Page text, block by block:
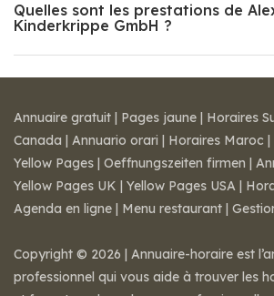
Quelles sont les prestations de
Kinderkrippe GmbH ?
Annuaire gratuit | Pages jaune | Horaires
Canada | Annuario orari | Horaires Maroc |
Yellow Pages | Oeffnungszeiten firmen |
Yellow Pages UK | Yellow Pages USA |
Agenda en ligne | Menu restaurant |
Copyright © 2026 | Annuaire-horaire est
professionnel qui vous aide à trouver les